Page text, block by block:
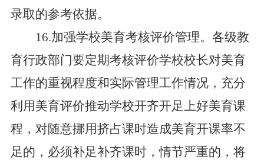
录取的参考依据。
16.加强学校美育考核评价管理。各级教
育行政部门要定期考核评价学校校长对美育
工作的重视程度和实际管理工作情况，充分
利用美育评价推动学校开齐开足上好美育课
程，对随意挪用挤占课时造成美育开课率不
足的，必须补足补齐课时，情节严重的，将